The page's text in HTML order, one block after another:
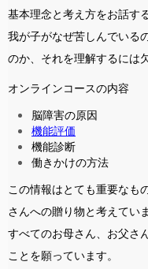
基本理念と考え方をお話す
我が子がなぜ苦しんでいる
のか、それを理解するには
オンラインコースの内容
脳障害の原因
機能評価
機能診断
働きかけの方法
この情報はとても重要なも
さんへの贈り物と考えていま
すべてのお母さん、お父さ
ことを願っています。